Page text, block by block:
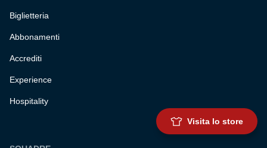
Biglietteria
Abbonamenti
Accrediti
Experience
Hospitality
Visita lo store